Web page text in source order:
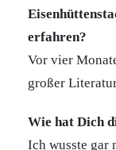
erfahren?
Vor vier
großer
Wie hat Dich
Ich wusste gar